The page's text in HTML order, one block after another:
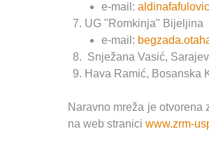
e-mail:
UG "Romkinja" Bijeljina
e-mail:
Snježana Vasić,
Hava Ramić, Bosanska
Naravno mreža je
na web stranici www.zrm-